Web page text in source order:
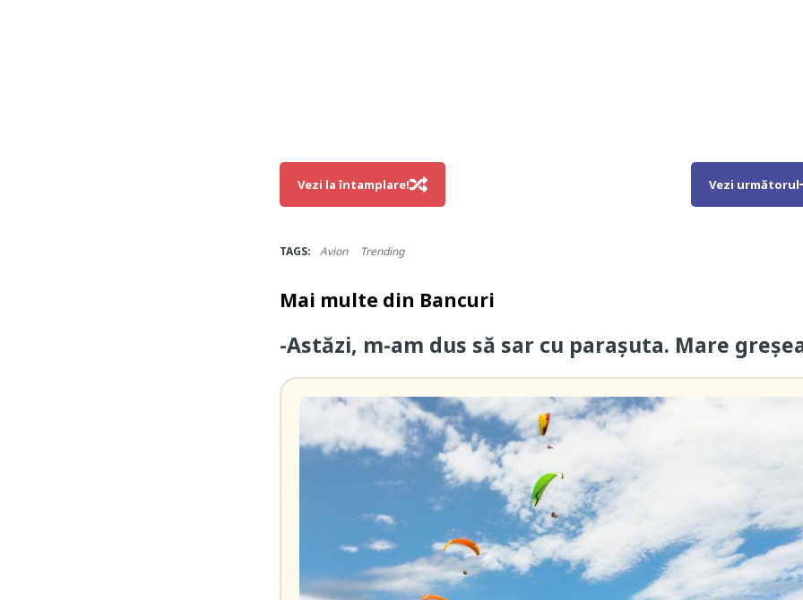
Vezi la întamplare! Vezi următorul
TAGS: Avion Trending
Mai multe din Bancuri
-Astăzi, m-am dus să sar cu parașuta. Mare